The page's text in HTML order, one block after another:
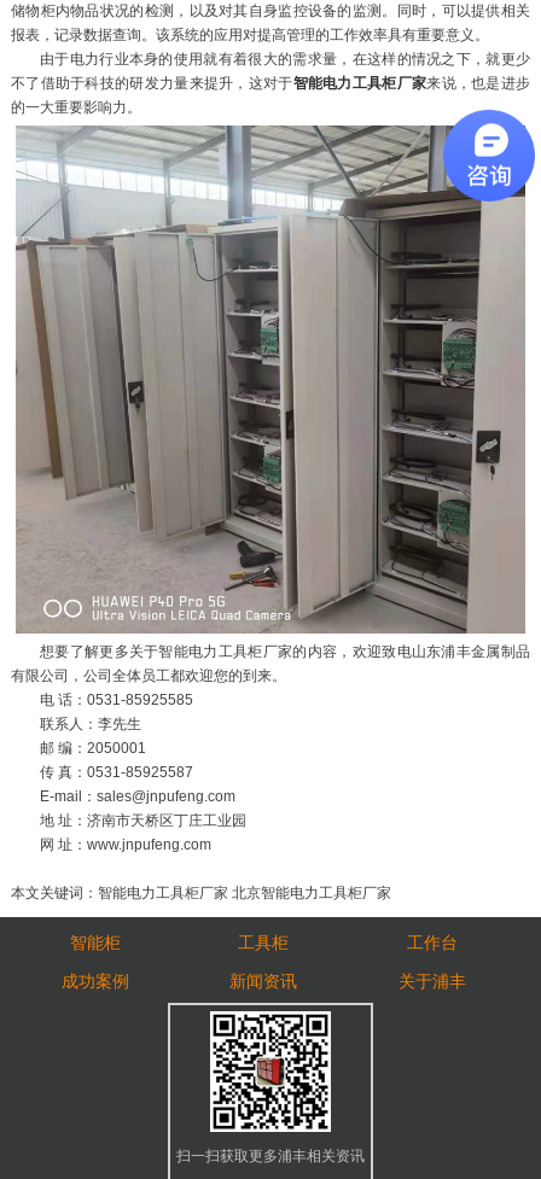
储物柜内物品状况的检测，以及对其自身监控设备的监测。同时，可以提供相关
报表，记录数据查询。该系统的应用对提高管理的工作效率具有重要意义。
由于电力行业本身的使用就有着很大的需求量，在这样的情况之下，就更少
不了借助于科技的研发力量来提升，这对于智能电力工具柜厂家来说，也是进步
的一大重要影响力。
想要了解更多关于智能电力工具柜厂家的内容，欢迎致电山东浦丰金属制品
有限公司，公司全体员工都欢迎您的到来。
电 话：0531-85925585
联系人：李先生
邮 编：2050001
传 真：0531-85925587
E-mail：sales@jnpufeng.com
地 址：济南市天桥区丁庄工业园
网 址：www.jnpufeng.com
本文关键词：智能电力工具柜厂家 北京智能电力工具柜厂家
智能柜 工具柜
工作台
成功案例
新闻资讯 关于浦丰
扫一扫获取更多浦丰相关资讯